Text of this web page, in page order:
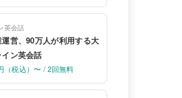
英会話
営、90万人が利用する大
ン英会話
（税込）〜 / 2回無料